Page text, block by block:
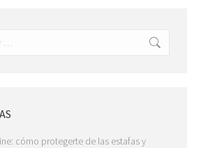
cómo protegerte de las estafas y